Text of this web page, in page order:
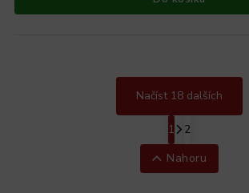
Načíst 18 dalších
1
2
Nahoru